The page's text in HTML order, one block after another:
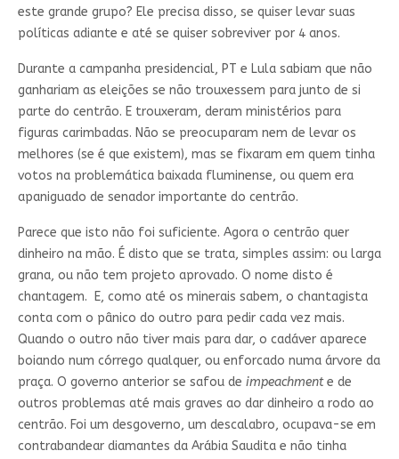
este grande grupo? Ele precisa disso, se quiser levar suas
políticas adiante e até se quiser sobreviver por 4 anos.
Durante a campanha presidencial, PT e Lula sabiam que não
ganhariam as eleições se não trouxessem para junto de si
parte do centrão. E trouxeram, deram ministérios para
figuras carimbadas. Não se preocuparam nem de levar os
melhores (se é que existem), mas se fixaram em quem tinha
votos na problemática baixada fluminense, ou quem era
apaniguado de senador importante do centrão.
Parece que isto não foi suficiente. Agora o centrão quer
dinheiro na mão. É disto que se trata, simples assim: ou larga
grana, ou não tem projeto aprovado. O nome disto é
chantagem. E, como até os minerais sabem, o chantagista
conta com o pânico do outro para pedir cada vez mais.
Quando o outro não tiver mais para dar, o cadáver aparece
boiando num córrego qualquer, ou enforcado numa árvore da
praça. O governo anterior se safou de impeachmente de
outros problemas até mais graves ao dar dinheiro a rodo ao
centrão. Foi um desgoverno, um descalabro, ocupava-se em
contrabandear diamantes da Arábia Saudita e não tinha